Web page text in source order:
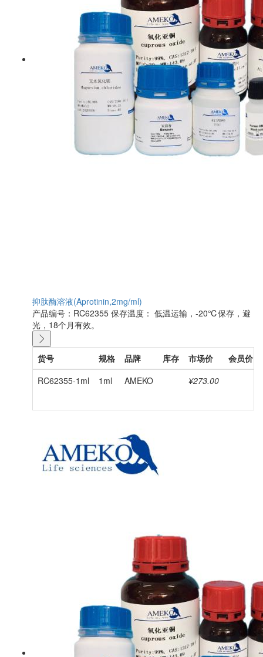
抑肽酶溶液(Aprotinin,2mg/ml)
产品编号：RC62355 保存温度： 低温运输，-20℃保存，避
光，18个月有效。
货号 规格 品牌 库存 市场价 会员价
RC62355-1ml
1ml AMEKO ¥273.00